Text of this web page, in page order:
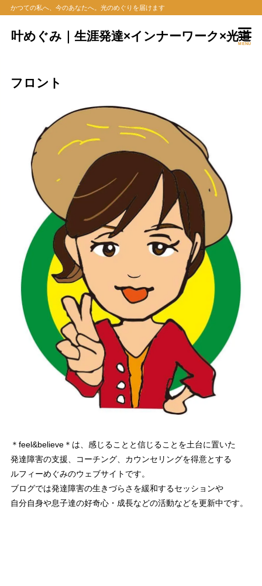
かつての私へ、今のあなたへ。光のめぐりを届けます
叶めぐみ｜生涯発達×インナーワーク×光道
MENU
フロント
＊feel&believe＊は、感じることと信じることを土台に置いた
発達障害の支援、コーチング、カウンセリングを得意とする
ルフィーめぐみのウェブサイトです。
ブログでは発達障害の生きづらさを緩和するセッションや
自分自身や息子達の好奇心・成長などの活動などを更新中です。